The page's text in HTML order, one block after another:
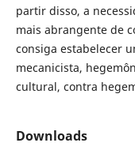
partir disso, a
mais abrangente de
consiga estabelecer
mecanicista,
cultural, contra
Downloads